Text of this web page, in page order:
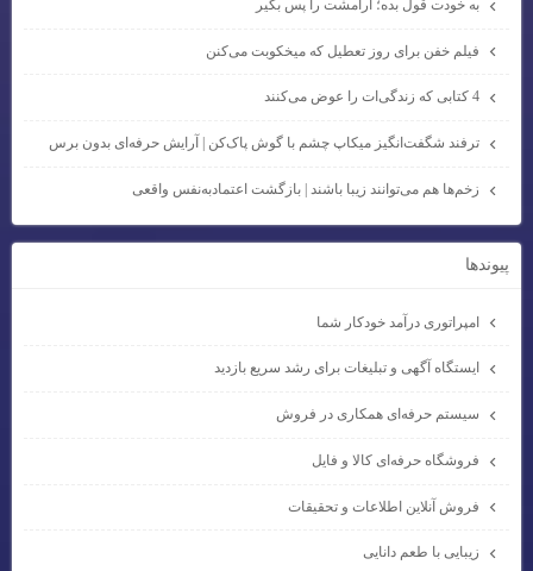
به خودت قول بده؛ آرامشت را پس بگیر
فیلم خفن برای روز تعطیل که میخکوبت می‌کنن
4 کتابی که زندگی‌ات را عوض می‌کنند
ترفند شگفت‌انگیز میکاپ چشم با گوش پاک‌کن | آرایش حرفه‌ای بدون برس
زخم‌ها هم می‌توانند زیبا باشند | بازگشت اعتمادبه‌نفس واقعی
پيوندها
امپراتوری درآمد خودکار شما
ایستگاه آگهی و تبلیغات برای رشد سریع بازدید
سیستم حرفه‌ای همکاری در فروش
فروشگاه حرفه‌ای کالا و فایل
فروش آنلاین اطلاعات و تحقیقات
زیبایی با طعم دانایی